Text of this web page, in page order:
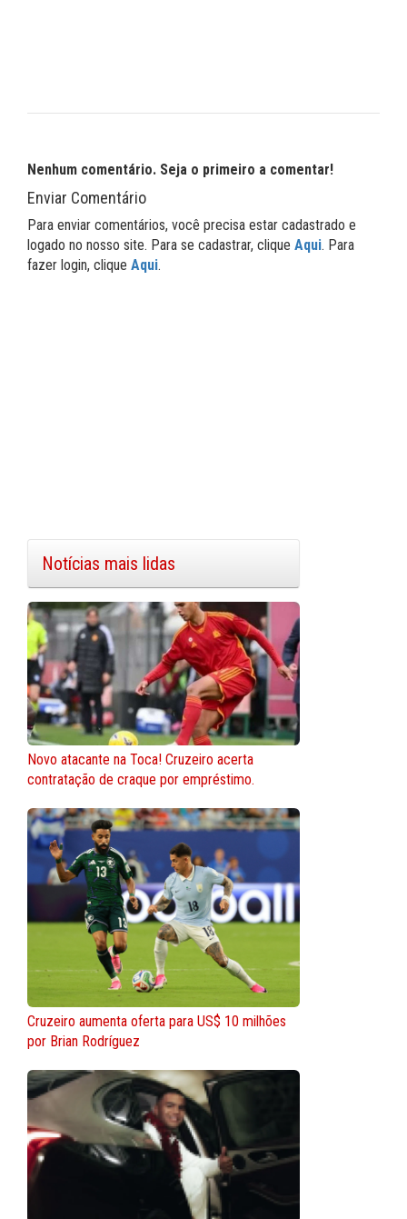
Nenhum comentário. Seja o primeiro a comentar!
Enviar Comentário
Para enviar comentários, você precisa estar cadastrado e
logado no nosso site. Para se cadastrar, clique Aqui. Para
fazer login, clique Aqui.
Notícias mais lidas
Novo atacante na Toca! Cruzeiro acerta
contratação de craque por empréstimo.
Cruzeiro aumenta oferta para US$ 10 milhões
por Brian Rodríguez